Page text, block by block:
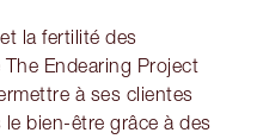
la fertilité des
Endearing Project
à ses clientes
bien-être grâce à des